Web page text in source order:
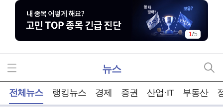
1/5
뉴스
전체뉴스 랭킹뉴스 경제 증권 산업·IT 부동산